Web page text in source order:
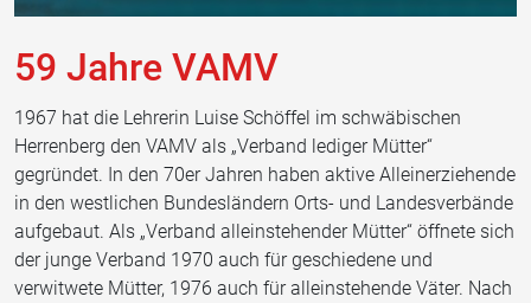
59 Jahre VAMV
1967 hat die Lehrerin Luise Schöffel im schwäbischen
Herrenberg den VAMV als „Verband lediger Mütter“
gegründet. In den 70er Jahren haben aktive Alleinerziehende
in den westlichen Bundesländern Orts- und Landesverbände
aufgebaut. Als „Verband alleinstehender Mütter“ öffnete sich
der junge Verband 1970 auch für geschiedene und
verwitwete Mütter, 1976 auch für alleinstehende Väter. Nach